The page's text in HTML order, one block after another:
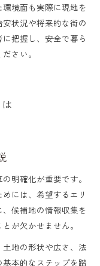
境面も実際に現地を
状況や将来的な街の
把握し、安全で暮ら
さい。
明確化が重要です。
には、希望するエリ
候補地の情報収集を
が欠かせません。
地の形状や広さ、法
本的なステップを踏